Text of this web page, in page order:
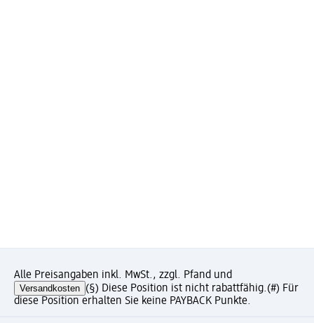
Alle Preisangaben inkl. MwSt., zzgl. Pfand und
Versandkosten (§) Diese Position ist nicht rabattfähig.(#) Für
diese Position erhalten Sie keine PAYBACK Punkte.